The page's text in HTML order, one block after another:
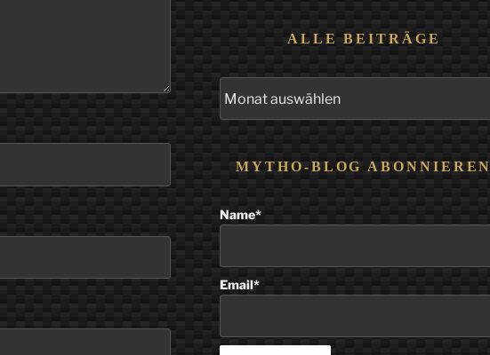
ALLE BEITRÄGE
Beiträge
MYTHO-BLOG ABONNIEREN
Name*
Email*